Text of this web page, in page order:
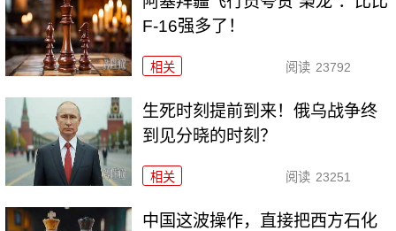
F-16强多了！
相关 阅读 23792
生死时刻提前到来！俄乌战争终
到见分晓的时刻？
相关 阅读 23251
中国这波操作，直接把西方石化